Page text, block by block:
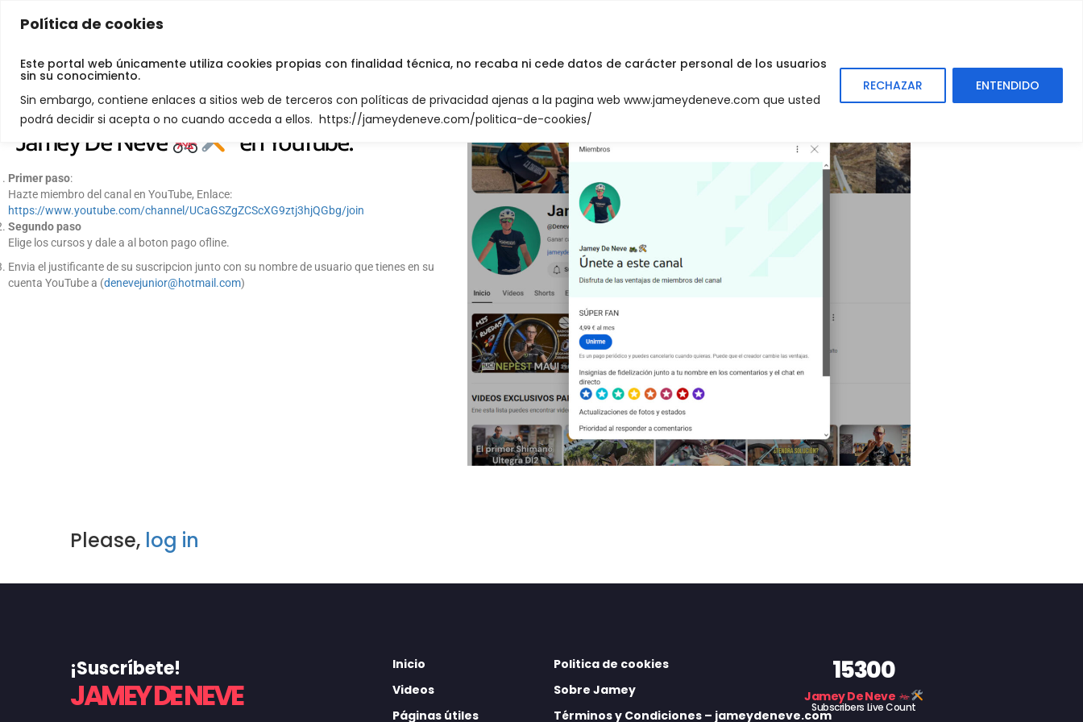
Política de cookies
Este portal web únicamente utiliza cookies propias con finalidad técnica, no recaba ni cede datos de carácter personal de los usuarios
sin su conocimiento.
Sin embargo, contiene enlaces a sitios web de terceros con políticas de privacidad ajenas a la pagina web www.jameydeneve.com que usted
podrá decidir si acepta o no cuando acceda a ellos. https://jameydeneve.com/politica-de-cookies/
RECHAZAR ENTENDIDO
Los cursos privados están exclusivamente
disponibles para los miembros del canal
"Jamey De Neve " en YouTube.
Primer paso:
Hazte miembro del canal en YouTube, Enlace:
https://www.youtube.com/channel/UCaGSZgZCScXG9ztj3hjQGbg/join
Segundo paso
Elige los cursos y dale a al boton pago ofline.
Envia el justificante de su suscripcion junto con su nombre de usuario que tienes en su
cuenta YouTube a (denevejunior@hotmail.com)
Please, log in
¡Suscríbete!
JAMEY DE NEVE
Inicio
Videos
Páginas útiles
Politica de cookies
Sobre Jamey
Términos y Condiciones – jameydeneve.com
15300
Jamey De Neve
Subscribers Live Count